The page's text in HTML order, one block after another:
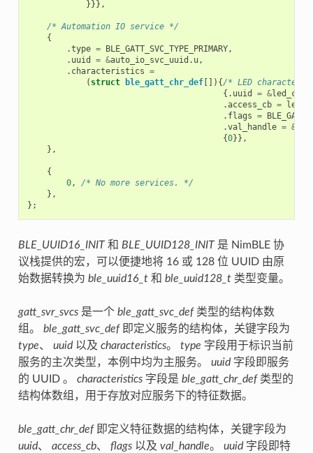
}}},
/* Automation IO service */
{
.type = BLE_GATT_SVC_TYPE_PRIMARY,
. uuid = &auto_io_svc_uuid . u,
. characteristics =
( struct ble_gatt_chr_def[]){/* LED
{. uuid = &
.access_cb =
. flags =
.val_handle = &
{0}},
},
{
0,
/* No more services. */
},
};
BLE_UUID16_INIT和 BLE_UUID128_INIT是 NimBLE 协
议栈提供的宏，可以便捷地将 16 或 128 位 UUID 由原
始数据转换为 ble_uuid16_t和 ble_uuid128_t类型变量。
gatt_svr_svcs是一个 ble_gatt_svc_def类型的结构体数
组。 ble_gatt_svc_def即定义服务的结构体，关键字段为
type、 uuid以及 characteristics。 type 字段用于标识当前
服务的主次类型，本例中均为主服务。 uuid字段即服务
的 UUID 。 characteristics字段是 ble_gatt_chr_def类型的
结构体数组，用于存放对应服务下的特征数据。
ble_gatt_chr_def即定义特征数据的结构体，关键字段为
uuid、 access_cb、 flags以及 val_handle。 uuid字段即特